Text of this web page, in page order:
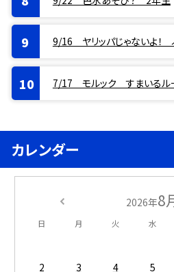
9/16 ヤリッパじゃないよ！
7/17 モルック すまいるル
カレンダー
2026年8
日 月 火 水
2
3 4 5